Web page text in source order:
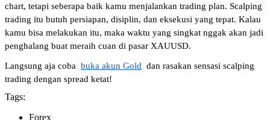
chart, tetapi seberapa baik kamu menjalankan trading plan. Scalping
trading itu butuh persiapan, disiplin, dan eksekusi yang tepat. Kalau
kamu bisa melakukan itu, maka waktu yang singkat nggak akan jadi
penghalang buat meraih cuan di pasar XAUUSD.
Langsung aja coba buka akun Gold dan rasakan sensasi scalping
trading dengan spread ketat!
Tags:
Forex